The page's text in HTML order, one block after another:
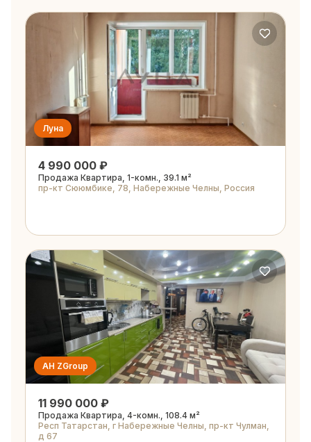
Луна
4 990 000 ₽
Продажа Квартира, 1-комн., 39.1 м²
пр-кт Сююмбике, 78, Набережные Челны, Россия
АН ZGroup
11 990 000 ₽
Продажа Квартира, 4-комн., 108.4 м²
Респ Татарстан, г Набережные Челны, пр-кт Чулман,
д 67